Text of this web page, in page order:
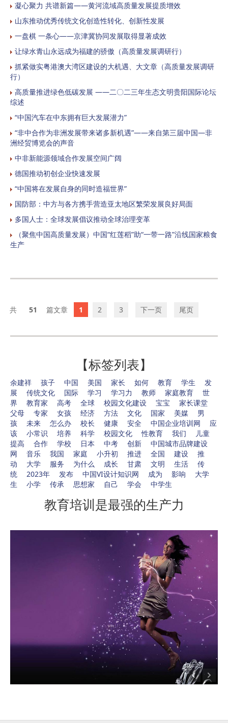
凝心聚力 共谱新篇——黄河流域高质量发展提质增效
山东推动优秀传统文化创造性转化、创新性发展
一盘棋 一条心——京津冀协同发展取得显著成效
让绿水青山永远成为福建的骄傲（高质量发展调研行）
抓紧做实粤港澳大湾区建设的大机遇、大文章（高质量发展调研
行）
高质量推进绿色低碳发展 ——二〇二三年生态文明贵阳国际论坛
综述
“中国汽车在中东拥有巨大发展潜力”
“非中合作为非洲发展带来诸多新机遇”——来自第三届中国—非
洲经贸博览会的声音
中非新能源领域合作发展空间广阔
德国推动初创企业快速发展
“中国将在发展自身的同时造福世界”
国防部：中方与各方携手营造亚太地区繁荣发展良好局面
多国人士：全球发展倡议推动全球治理变革
（聚焦中国高质量发展）中国“红莲稻”助“一带一路”沿线国家粮食
生产
51 1 2 3 下一页 尾页
【标签列表】
余建祥 孩子 中国 美国 家长 如何 教育 学生
发
展
传统文化 国际 学习 学习力 教师 家庭教育
世
界
教育家 高考 全球 校园文化建设 宝宝
家长课堂
父母
专家 女孩 经济 方法 文化 国家 美媒
男
孩
未来 怎么办 校长 健康 安全 中国企业培训网
应
该
小常识 培养 科学 校园文化 性教育 我们
儿童
提高
合作 学校 日本 中考 创新
中国城市品牌建设
网
音乐 我国 家庭 小升初 推进 全国 建设
推
动
大学 服务 为什么 成长 甘肃 文明 生活
传
统
2023年 发布 中国VI设计知识网 成为 影响
大学
生
小学 传承 思想家 自己 学会 中学生
教育培训是最强的生产力